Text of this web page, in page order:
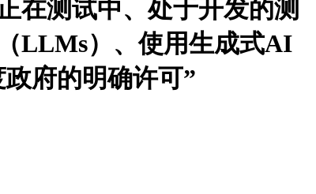
在测试中、处于开发的测
LLMs）、使用生成式AI
府的明确许可”